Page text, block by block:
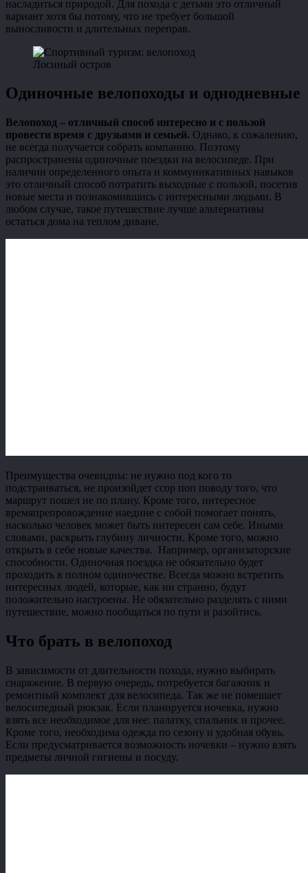
насладиться природой. Для похода с детьми это отличный
вариант хотя бы потому, что не требует большой
выносливости и длительных переправ.
Лосиный остров
Одиночные велопоходы и однодневные
Велопоход – отличный способ интересно и с пользой
провести время с друзьями и семьей. Однако, к сожалению,
не всегда получается собрать компанию. Поэтому
распространены одиночные поездки на велосипеде. При
наличии определенного опыта и коммуникативных навыков
это отличный способ потратить выходные с пользой, посетив
новые места и познакомившись с интересными людьми. В
любом случае, такое путешествие лучше альтернативы
остаться дома на теплом диване.
Преимущества очевидны: не нужно под кого то
подстраиваться, не произойдет ссор поп поводу того, что
маршрут пошел не по плану. Кроме того, интересное
времяпрепровождение наедине с собой помогает понять,
насколько человек может быть интересен сам себе. Иными
словами, раскрыть глубину личности. Кроме того, можно
открыть в себе новые качества. Например, организаторские
способности. Одиночная поездка не обязательно будет
проходить в полном одиночестве. Всегда можно встретить
интересных людей, которые, как ни странно, будут
положительно настроены. Не обязательно разделять с ними
путешествие, можно пообщаться по пути и разойтись.
Что брать в велопоход
В зависимости от длительности похода, нужно выбирать
снаряжение. В первую очередь, потребуется багажник и
ремонтный комплект для велосипеда. Так же не помешает
велосипедный рюкзак. Если планируется ночевка, нужно
взять все необходимое для нее: палатку, спальник и прочее.
Кроме того, необходима одежда по сезону и удобная обувь.
Если предусматривается возможность ночевки – нужно взять
предметы личной гигиены и посуду.